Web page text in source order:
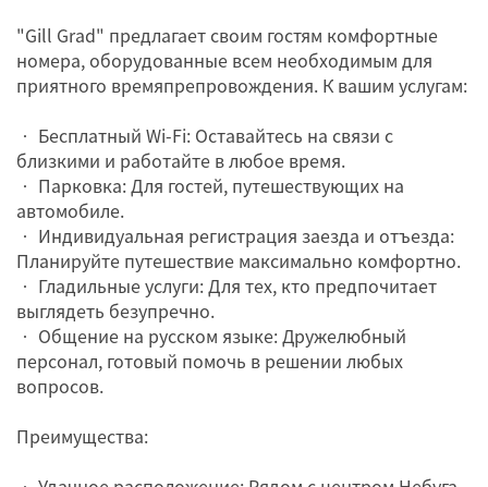
"Gill Grad" предлагает своим гостям комфортные
номера, оборудованные всем необходимым для
приятного времяпрепровождения. К вашим услугам:
• Бесплатный Wi-Fi: Оставайтесь на связи с
близкими и работайте в любое время.
• Парковка: Для гостей, путешествующих на
автомобиле.
• Индивидуальная регистрация заезда и отъезда:
Планируйте путешествие максимально комфортно.
• Гладильные услуги: Для тех, кто предпочитает
выглядеть безупречно.
• Общение на русском языке: Дружелюбный
персонал, готовый помочь в решении любых
вопросов.
Преимущества: